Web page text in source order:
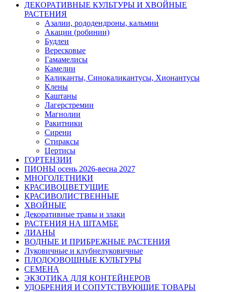
ДЕКОРАТИВНЫЕ КУЛЬТУРЫ И ХВОЙНЫЕ
РАСТЕНИЯ
Азалии, рододендроны, кальмии
Акации (робинии)
Будлеи
Вересковые
Гамамелисы
Камелии
Каликанты, Синокаликантусы, Хионантусы
Клены
Каштаны
Лагерстремии
Магнолии
Ракитники
Сирени
Стираксы
Цертисы
ГОРТЕНЗИИ
ПИОНЫ осень 2026-весна 2027
МНОГОЛЕТНИКИ
КРАСИВОЦВЕТУЩИЕ
КРАСИВОЛИСТВЕННЫЕ
ХВОЙНЫЕ
Декоративные травы и злаки
РАСТЕНИЯ НА ШТАМБЕ
ЛИАНЫ
ВОДНЫЕ И ПРИБРЕЖНЫЕ РАСТЕНИЯ
Луковичные и клубнелуковичные
ПЛОДООВОЩНЫЕ КУЛЬТУРЫ
СЕМЕНА
ЭКЗОТИКА ДЛЯ КОНТЕЙНЕРОВ
УДОБРЕНИЯ И СОПУТСТВУЮЩИЕ ТОВАРЫ